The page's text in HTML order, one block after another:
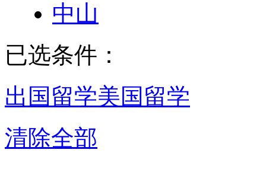
中山
已选条件：
出国留学美国留学
清除全部